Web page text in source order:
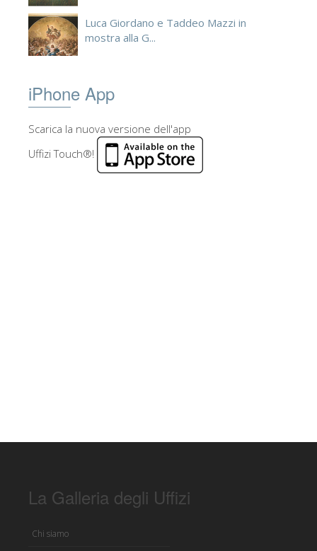
Luca Giordano e Taddeo Mazzi in
mostra alla G...
iPhone App
Scarica la nuova versione dell'app
Uffizi Touch®!
La Galleria degli Uffizi
Chi siamo